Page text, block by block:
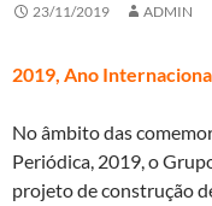
23/11/2019 ADMIN
2019, Ano
No âmbito das
Periódica, 2019, o
projeto de construção